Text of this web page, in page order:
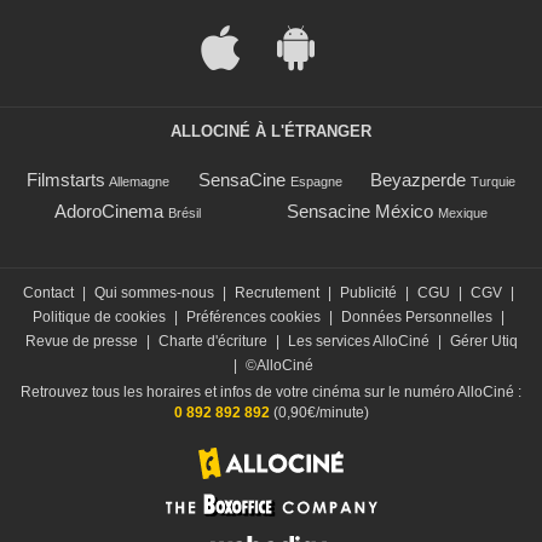
ALLOCINÉ À L'ÉTRANGER
Filmstarts Allemagne SensaCine Espagne Beyazperde Turquie
AdoroCinema Brésil Sensacine México Mexique
Contact | Qui sommes-nous | Recrutement | Publicité | CGU | CGV |
Politique de cookies | Préférences cookies | Données Personnelles |
Revue de presse
| Charte d'écriture | Les services AlloCiné | Gérer Utiq
| ©AlloCiné
Retrouvez tous les horaires et infos de votre cinéma sur le numéro AlloCiné :
0 892 892 892(0,90€/minute)